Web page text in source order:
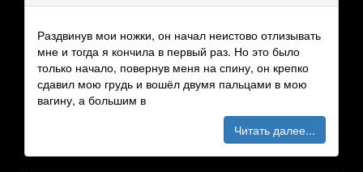
Раздвинув мои ножки, он начал неистово отлизывать
мне и тогда я кончила в первый раз. Но это было
только начало, повернув меня на спину, он крепко
сдавил мою грудь и вошёл двумя пальцами в мою
вагину, а большим в
Читать далее...